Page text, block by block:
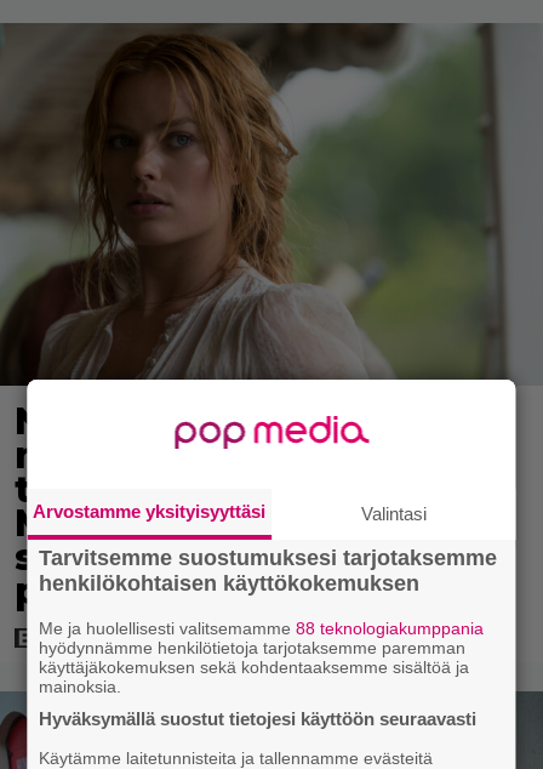
Nyt Netflixissä: 180
miljoonan
toimintaseikkailu –
Margot Robbie vei
seksikohtauksen liian
pitkälle
Arvostamme yksityisyyttäsi Valintasi
Tarvitsemme suostumuksesi tarjotaksemme
henkilökohtaisen käyttökokemuksen
Me ja huolellisesti valitsemamme88 teknologiakumppania
hyödynnämme henkilötietoja tarjotaksemme paremman
käyttäjäkokemuksen sekä kohdentaaksemme sisältöä ja
mainoksia.
Hyväksymällä suostut tietojesi käyttöön seuraavasti
Käytämme laitetunnisteita ja tallennamme evästeitä